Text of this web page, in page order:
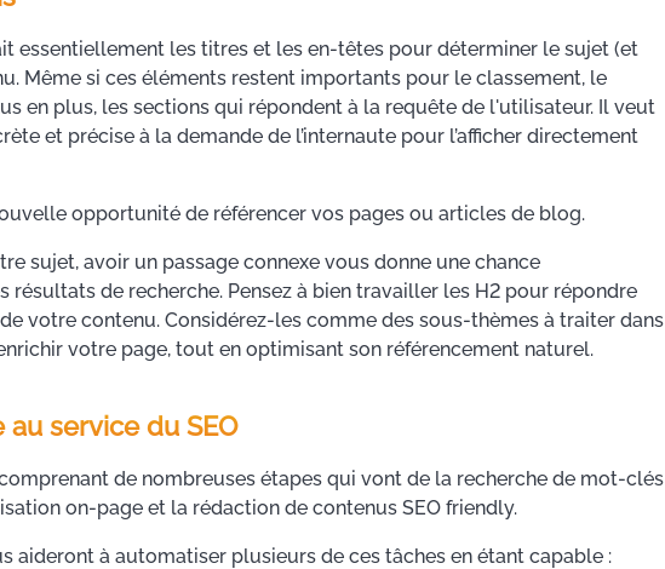
essentiellement les titres et les en-têtes pour déterminer le sujet (et
Même si ces éléments restent importants pour le classement, le
en plus, les sections qui répondent à la requête de l'utilisateur. Il veut
et précise à la demande de l’internaute pour l’afficher directement
opportunité de référencer vos pages ou articles de blog.
sujet, avoir un passage connexe vous donne une chance
résultats de recherche. Pensez à bien travailler les H2 pour répondre
votre contenu. Considérez-les comme des sous-thèmes à traiter dans
votre page, tout en optimisant son référencement naturel.
service du SEO
de nombreuses étapes qui vont de la recherche de mot-clés
on-page et la rédaction de contenus SEO friendly.
aideront à automatiser plusieurs de ces tâches en étant capable :